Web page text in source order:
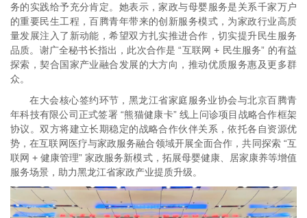
务的实践给予充分肯定。她表示，家政与母婴服务是关系千家万户
的重要民生工程，百腾青年带来的创新服务模式，为家政行业高质
量发展注入了新动能，希望双方扎实推进合作，切实提升民生服务
品质。谢广全秘书长指出，此次合作是 “互联网 + 民生服务” 的有益
探索，契合国家产业融合发展的大方向，推动优质服务惠及更多群
众。
在大会核心签约环节，黑龙江省家庭服务业协会与北京百腾青
年科技有限公司正式签署 “熊猫健康卡” 线上问诊项目战略合作框架
协议。双方将建立长期稳定的战略合作伙伴关系，依托各自资源优
势，在互联网医疗与家政服务融合领域开展全面合作，共同探索 “互
联网 + 健康管理” 家政服务新模式，拓展母婴健康、居家康养等增值
服务场景，助力黑龙江省家政产业提质升级。